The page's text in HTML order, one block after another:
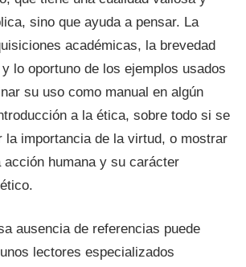
sino que ayuda a pensar. La
académicas, la brevedad
lo oportuno de los ejemplos usados
su uso como manual en algún
a la ética, sobre todo si se
la importancia de la virtud, o mostrar
acción humana y su carácter
ausencia de referencias puede
lectores especializados